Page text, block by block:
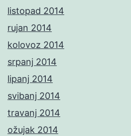
listopad 2014
rujan 2014
kolovoz 2014
srpanj 2014
lipanj 2014
svibanj 2014
travanj 2014
ožujak 2014